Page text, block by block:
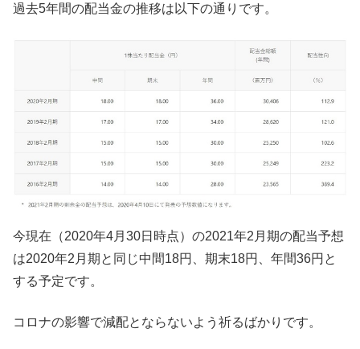
過去5年間の配当金の推移は以下の通りです。
今現在（2020年4月30日時点）の2021年2月期の配当予想
は2020年2月期と同じ中間18円、期末18円、年間36円と
する予定です。
コロナの影響で減配とならないよう祈るばかりです。